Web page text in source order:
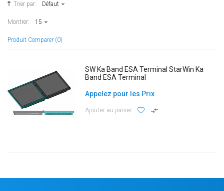
Trier par: Défaut
Montrer: 15
Produit Comparer (0)
SW Ka Band ESA Terminal StarWin Ka
Band ESA Terminal
Appelez pour les Prix
Ajouter au panier